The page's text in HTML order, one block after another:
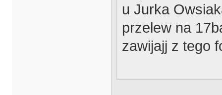
u Jurka
przelew na
zawijajj z tego